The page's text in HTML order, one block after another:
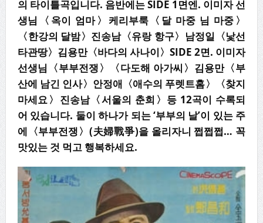
의 타이틀곡입니다. 음반에는SIDE 1 면엔. 이미자 선
생님 〈 옥이 엄마〉 케리부룩〈 달 마중 님 마중 〉
〈한강의 달밤〉 진송남〈유랑 항구〉 남정일 〈낯선
타관땅〉 김용만〈바다의 사나이〉SIDE 2면. 이미자
선생님 〈부부전쟁〉 〈다도해 아가씨 〉 김용만〈부
산에 남긴 인사〉 안정애 〈애수의 푸렛트홈〉〈찾지
마세요〉 진송남〈서울의 춘희 〉 등 12곡이 수록되
어 있습니다. 둘이 하나가 되는‘부부의 날’이 있는 주
에 〈부부전쟁〉 (夫婦戰爭)을 올리자니 쩝쩝쩝… 꼭
맛있는 것 먹고 행복하세요.